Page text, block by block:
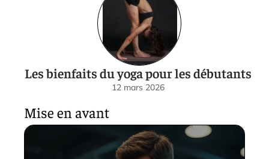
Les bienfaits du yoga pour les débutants
12 mars 2026
Mise en avant